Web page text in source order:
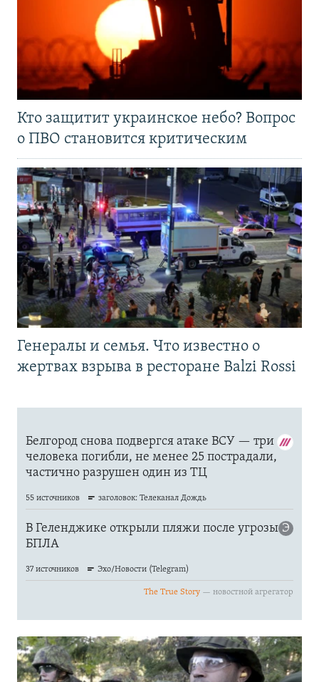
Кто защитит украинское небо? Вопрос
о ПВО становится критическим
Генералы и семья. Что известно о
жертвах взрыва в ресторане Balzi Rossi